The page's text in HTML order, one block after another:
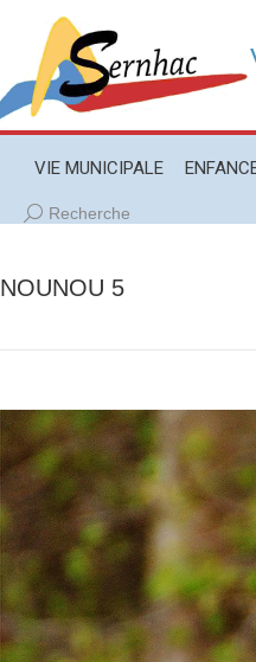
VIE MUNICIPALE
Recherche
Recherche
NOUNOU 5
VIE MUNICIPALE ENFANCE ET